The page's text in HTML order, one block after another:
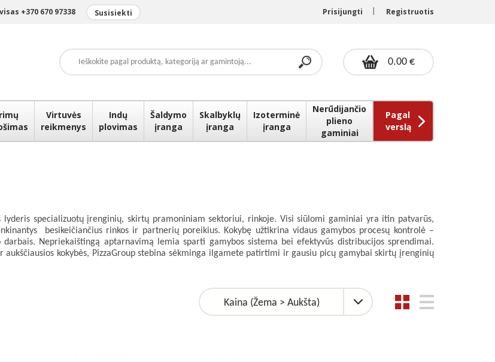
+370 670 97338 Susisiekti Prisijungti Registruotis
0.00 €
Virtuvės
reikmenys
Indų
plovimas
Šaldymo
įranga
Skalbyklų
įranga
Izoterminė
įranga
Nerūdijančio
plieno
gaminiai
Pagal
verslą
specializuotų įrenginių, skirtų pramoniniam sektoriui, rinkoje. Visi siūlomi gaminiai yra itin patvarūs,
besikeičiančius rinkos ir partnerių poreikius. Kokybę užtikrina vidaus gamybos procesų kontrolė –
Nepriekaištingą aptarnavimą lemia sparti gamybos sistema bei efektyvūs distribucijos sprendimai.
kokybės, PizzaGroup stebina sėkminga ilgamete patirtimi ir gausiu picų gamybai skirtų įrenginių
Kaina (Žema > Aukšta)